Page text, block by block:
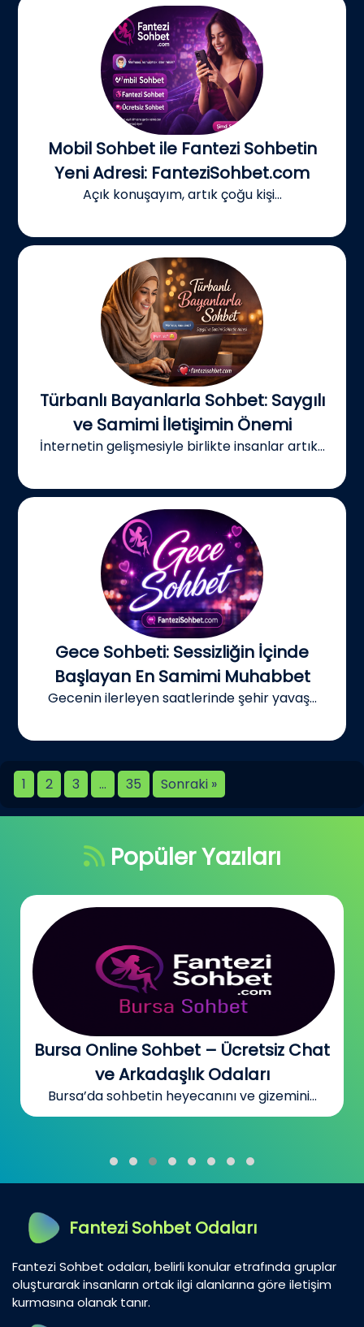
Mobil Sohbet ile Fantezi Sohbetin
Yeni Adresi: FanteziSohbet.com
Açık konuşayım, artık çoğu kişi...
Türbanlı Bayanlarla Sohbet: Saygılı
ve Samimi İletişimin Önemi
İnternetin gelişmesiyle birlikte insanlar artık...
Gece Sohbeti: Sessizliğin İçinde
Başlayan En Samimi Muhabbet
Gecenin ilerleyen saatlerinde şehir yavaş...
1 2 3 … 35 Sonraki »
Popüler Yazıları
Bursa Online Sohbet – Ücretsiz Chat
ve Arkadaşlık Odaları
Bursa’da sohbetin heyecanını ve gizemini...
Fantezi Sohbet Odaları
Fantezi Sohbet odaları, belirli konular etrafında gruplar
oluşturarak insanların ortak ilgi alanlarına göre iletişim
kurmasına olanak tanır.